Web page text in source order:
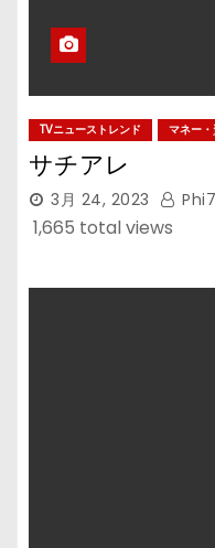
TVニューストレンド マネー
サチアレ
3月 24, 2023
1,665 total views